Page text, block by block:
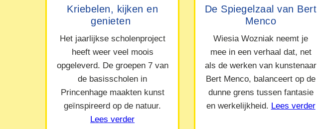
Kriebelen, kijken en
genieten
Het jaarlijkse scholenproject
heeft weer veel moois
opgeleverd. De groepen 7 van
de basisscholen in
Princenhage maakten kunst
geïnspireerd op de natuur.
Lees verder
De Spiegelzaal van Bert
Menco
Wiesia Wozniak neemt je
mee in een verhaal dat, net
als de werken van kunstenaar
Bert Menco, balanceert op de
dunne grens tussen fantasie
en werkelijkheid. Lees verder